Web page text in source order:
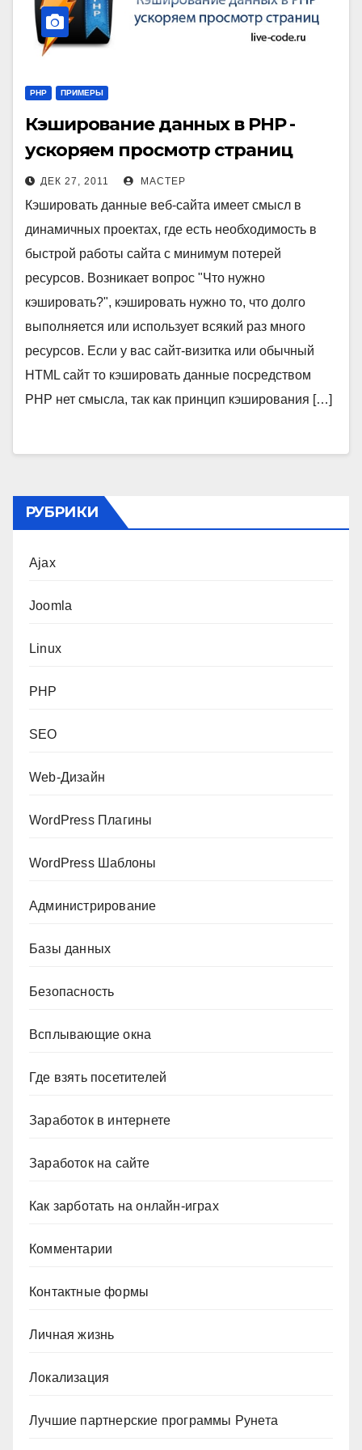
PHP ПРИМЕРЫ
Кэширование данных в PHP -
ускоряем просмотр страниц
ДЕК 27, 2011 МАСТЕР
Кэшировать данные веб-сайта имеет смысл в
динамичных проектах, где есть необходимость в
быстрой работы сайта с минимум потерей
ресурсов. Возникает вопрос "Что нужно
кэшировать?", кэшировать нужно то, что долго
выполняется или использует всякий раз много
ресурсов. Если у вас сайт-визитка или обычный
HTML сайт то кэшировать данные посредством
PHP нет смысла, так как принцип кэширования […]
РУБРИКИ
Ajax
Joomla
Linux
PHP
SEO
Web-Дизайн
WordPress Плагины
WordPress Шаблоны
Администрирование
Базы данных
Безопасность
Всплывающие окна
Где взять посетителей
Заработок в интернете
Заработок на сайте
Как зарботать на онлайн-играх
Комментарии
Контактные формы
Личная жизнь
Локализация
Лучшие партнерские программы Рунета